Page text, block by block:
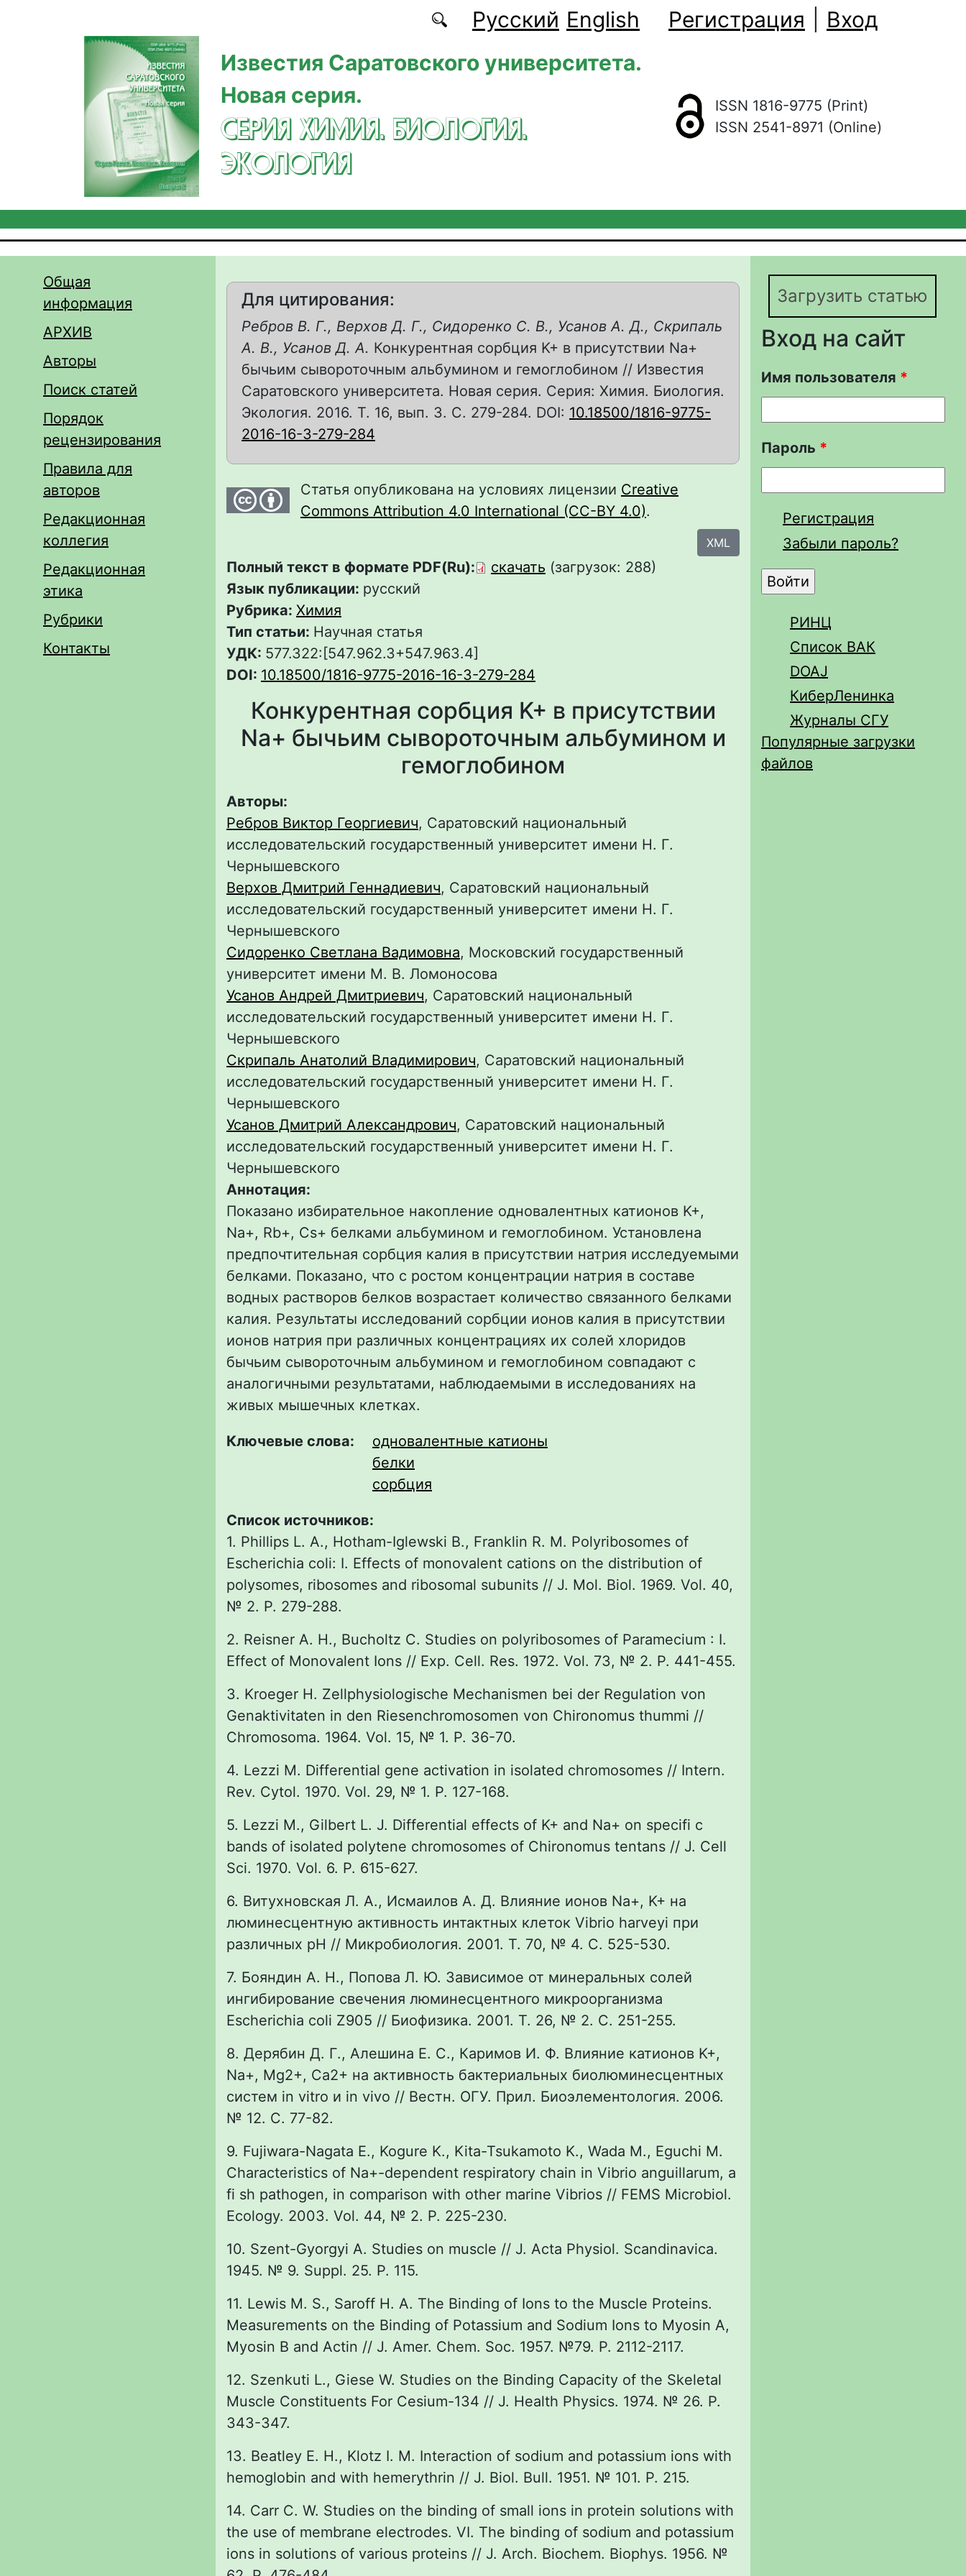
Русский English Регистрация
Вход
Известия Саратовского университета.
Новая серия.
СЕРИЯ ХИМИЯ. БИОЛОГИЯ.
ЭКОЛОГИЯ
ISSN 1816-9775 (Print)
ISSN 2541-8971 (Online)
Общая
информация
АРХИВ
Авторы
Поиск статей
Порядок
рецензирования
Правила для
авторов
Редакционная
коллегия
Редакционная
этика
Рубрики
Контакты
Для цитирования:
Ребров В. Г., Верхов Д. Г., Сидоренко С. В., Усанов А. Д., Скрипаль
А. В., Усанов Д. А. Конкурентная сорбция K+ в присутствии Na+
бычьим сывороточным альбумином и гемоглобином // Известия
Саратовского университета. Новая серия. Серия: Химия. Биология.
Экология. 2016. Т. 16, вып. 3. С. 279-284. DOI: 10.18500/1816-9775-
2016-16-3-279-284
Статья опубликована на условиях лицензии Creative
Commons Attribution 4.0 International (CC-BY 4.0).
XML
Полный текст в формате PDF(Ru): скачать (загрузок: 288)
Язык публикации: русский
Рубрика: Химия
Тип статьи: Научная статья
УДК: 577.322:[547.962.3+547.963.4]
DOI: 10.18500/1816-9775-2016-16-3-279-284
Конкурентная сорбция K+ в присутствии
Na+ бычьим сывороточным альбумином и
гемоглобином
Авторы:
Ребров Виктор Георгиевич, Саратовский национальный
исследовательский государственный университет имени Н. Г.
Чернышевского
Верхов Дмитрий Геннадиевич, Саратовский национальный
исследовательский государственный университет имени Н. Г.
Чернышевского
Сидоренко Светлана Вадимовна, Московский государственный
университет имени М. В. Ломоносова
Усанов Андрей Дмитриевич, Саратовский национальный
исследовательский государственный университет имени Н. Г.
Чернышевского
Скрипаль Анатолий Владимирович, Саратовский национальный
исследовательский государственный университет имени Н. Г.
Чернышевского
Усанов Дмитрий Александрович, Саратовский национальный
исследовательский государственный университет имени Н. Г.
Чернышевского
Аннотация:
Показано избирательное накопление одновалентных катионов K+,
Na+, Rb+, Cs+ белками альбумином и гемоглобином. Установлена
предпочтительная сорбция калия в присутствии натрия исследуемыми
белками. Показано, что с ростом концентрации натрия в составе
водных растворов белков возрастает количество связанного белками
калия. Результаты исследований сорбции ионов калия в присутствии
ионов натрия при различных концентрациях их солей хлоридов
бычьим сывороточным альбумином и гемоглобином совпадают с
аналогичными результатами, наблюдаемыми в исследованиях на
живых мышечных клетках.
Ключевые слова:
одновалентные катионы
белки
сорбция
Список источников:
1. Phillips L. A., Hotham-Iglewski B., Franklin R. M. Polyribosomes of
Escherichia coli: I. Effects of monovalent cations on the distribution of
polysomes, ribosomes and ribosomal subunits // J. Mol. Biol. 1969. Vol. 40,
№ 2. P. 279-288.
2. Reisner A. H., Bucholtz C. Studies on polyribosomes of Paramecium : I.
Effect of Monovalent Ions // Exp. Cell. Res. 1972. Vol. 73, № 2. P. 441-455.
3. Kroeger H. Zellphysiologische Mechanismen bei der Regulation von
Genaktivitaten in den Riesenchromosomen von Chironomus thummi //
Chromosoma. 1964. Vol. 15, № 1. P. 36-70.
4. Lezzi M. Differential gene activation in isolated chromosomes // Intern.
Rev. Cytol. 1970. Vol. 29, № 1. P. 127-168.
5. Lezzi M., Gilbert L. J. Differential effects of K+ and Na+ on specifi c
bands of isolated polytene chromosomes of Chironomus tentans // J. Cell
Sci. 1970. Vol. 6. P. 615-627.
6. Витухновская Л. А., Исмаилов А. Д. Влияние ионов Na+, K+ на
люминесцентную активность интактных клеток Vibrio harveyi при
различных pH // Микробиология. 2001. Т. 70, № 4. С. 525-530.
7. Бояндин А. Н., Попова Л. Ю. Зависимое от минеральных солей
ингибирование свечения люминесцентного микроорганизма
Escherichia coli Z905 // Биофизика. 2001. Т. 26, № 2. С. 251-255.
8. Дерябин Д. Г., Алешина Е. С., Каримов И. Ф. Влияние катионов K+,
Na+, Mg2+, Ca2+ на активность бактериальных биолюминесцентных
систем in vitro и in vivo // Вестн. ОГУ. Прил. Биоэлементология. 2006.
№ 12. С. 77-82.
9. Fujiwara-Nagata E., Kogure K., Kita-Tsukamoto K., Wada M., Eguchi M.
Characteristics of Na+-dependent respiratory chain in Vibrio anguillarum, a
fi sh pathogen, in comparison with other marine Vibrios // FEMS Microbiol.
Ecology. 2003. Vol. 44, № 2. P. 225-230.
10. Szent-Gyorgyi A. Studies on muscle // J. Acta Physiol. Scandinavica.
1945. № 9. Suppl. 25. P. 115.
11. Lewis M. S., Saroff H. A. The Binding of Ions to the Muscle Proteins.
Measurements on the Binding of Potassium and Sodium Ions to Myosin A,
Myosin B and Actin // J. Amer. Chem. Soc. 1957. №79. P. 2112-2117.
12. Szenkuti L., Giese W. Studies on the Binding Capacity of the Skeletal
Muscle Constituents For Cesium-134 // J. Health Physics. 1974. № 26. P.
343-347.
13. Beatley E. H., Klotz I. M. Interaction of sodium and potassium ions with
hemoglobin and with hemerythrin // J. Biol. Bull. 1951. № 101. P. 215.
14. Carr C. W. Studies on the binding of small ions in protein solutions with
the use of membrane electrodes. VI. The binding of sodium and potassium
ions in solutions of various proteins // J. Arch. Biochem. Biophys. 1956. №
Загрузить статью
Вход на сайт
Имя пользователя *
Пароль *
Регистрация
Забыли пароль?
РИНЦ
Список ВАК
DOAJ
КиберЛенинка
Журналы СГУ
Популярные загрузки
файлов